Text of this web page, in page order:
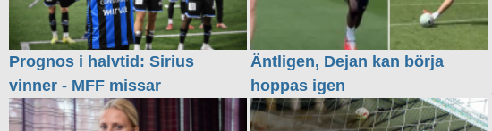
Prognos i halvtid: Sirius
vinner - MFF missar
Äntligen, Dejan kan börja
hoppas igen